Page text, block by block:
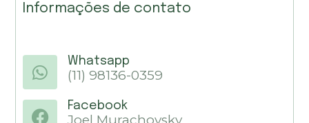
Informações de contato
Whatsapp
(11) 98136-0359
Facebook